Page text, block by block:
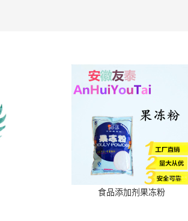
食品添加剂果冻粉